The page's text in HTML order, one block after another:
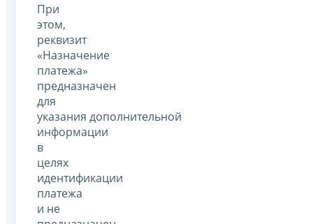
При
этом,
реквизит
«Назначение
платежа»
предназначен
для
указания дополнительной
информации
в
целях
идентификации
платежа
и не